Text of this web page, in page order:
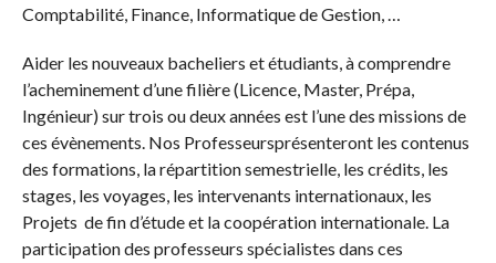
Comptabilité, Finance, Informatique de Gestion, …
Aider les nouveaux bacheliers et étudiants, à comprendre
l’acheminement d’une filière (Licence, Master, Prépa,
Ingénieur) sur trois ou deux années est l’une des missions de
ces évènements. Nos Professeursprésenteront les contenus
des formations, la répartition semestrielle, les crédits, les
stages, les voyages, les intervenants internationaux, les
Projets de fin d’étude et la coopération internationale. La
participation des professeurs spécialistes dans ces